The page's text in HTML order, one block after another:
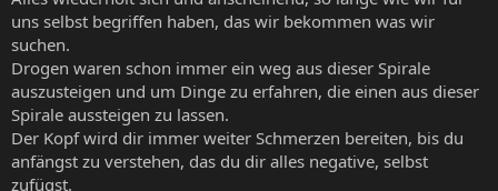
uns selbst begriffen haben, das wir bekommen was wir
suchen.
Drogen waren schon immer ein weg aus dieser Spirale
auszusteigen und um Dinge zu erfahren, die einen aus dieser
Spirale aussteigen zu lassen.
Der Kopf wird dir immer weiter Schmerzen bereiten, bis du
anfängst zu verstehen, das du dir alles negative, selbst
zufügst.